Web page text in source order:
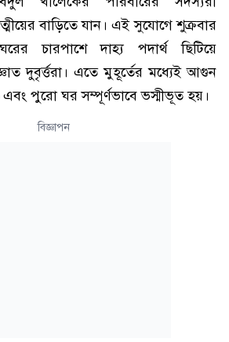
বাড়িতে যান। এই সুযোগে শুক্রবার
চারপাশে দাহ্য পদার্থ ছিটিয়ে
দুবৃর্ত্তরা। এতে মুহূর্তের মধ্যেই আগুন
এবং পুরো ঘর সম্পূর্ণভাবে ভস্মীভূত হয়।
বিজ্ঞাপন